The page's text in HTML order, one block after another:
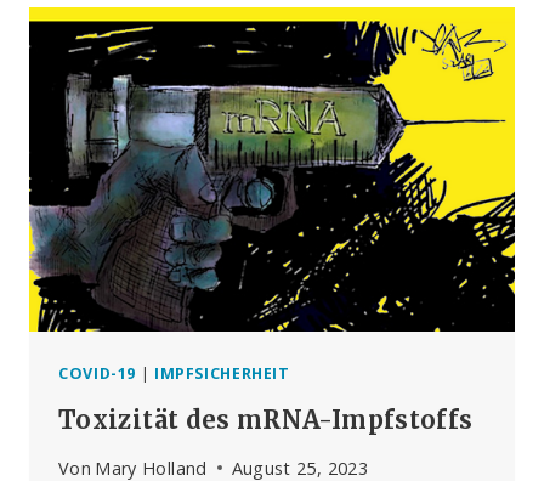
„KINDER
SOLLTEN
GEWALTTÄTIGEN
KONFLIKTEN
KEINE
ROLLE
SPIELEN“
COVID-19 | IMPFSICHERHEIT
Toxizität des mRNA-Impfstoffs
Von Mary Holland August 25, 2023